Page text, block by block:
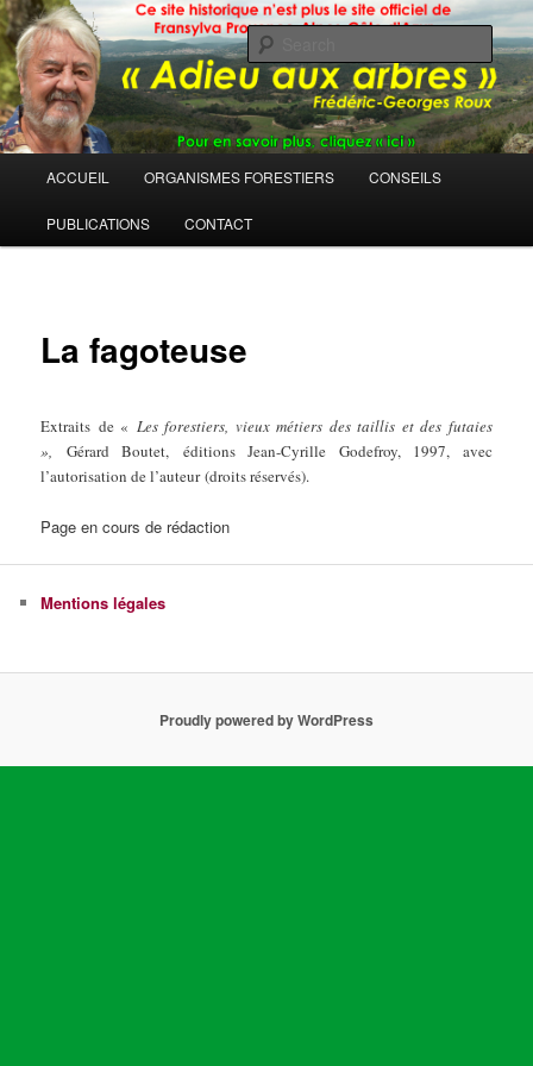
Skip
to
content
ACCUEIL ORGANISMES FORESTIERS CONSEILS
PUBLICATIONS CONTACT
La fagoteuse
Extraits de « Les forestiers, vieux métiers des taillis et des futaies
», Gérard Boutet, éditions Jean-Cyrille Godefroy, 1997, avec
l’autorisation de l’auteur (droits réservés).
Page en cours de rédaction
Mentions légales
Proudly powered by WordPress